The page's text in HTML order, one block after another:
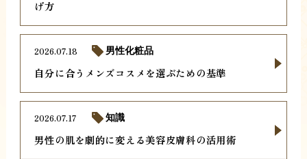
げ方
自分に合うメンズコスメを選ぶための基準
2026.07.18 男性化粧品
男性の肌を劇的に変える美容皮膚科の活用術
2026.07.17 知識